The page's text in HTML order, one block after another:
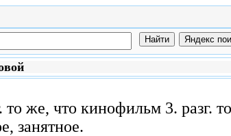
то же, что кинофильм 3. разг. то
занятное.